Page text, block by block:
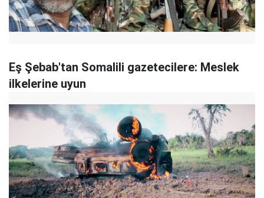
Eş Şebab'tan Somalili gazetecilere: Meslek
ilkelerine uyun